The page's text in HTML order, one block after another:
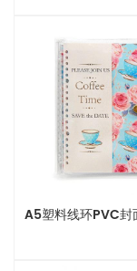
A5塑料线环PVC封